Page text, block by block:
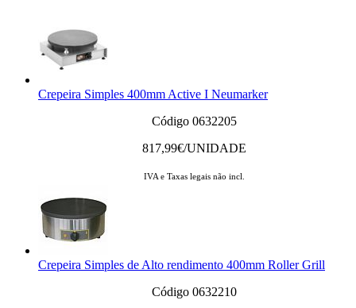
Crepeira Simples 400mm Active I Neumarker
Código 0632205
817,99€/UNIDADE
IVA e Taxas legais não incl.
Crepeira Simples de Alto rendimento 400mm Roller Grill
Código 0632210